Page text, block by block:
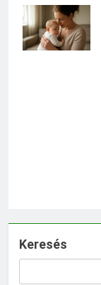
Keresés